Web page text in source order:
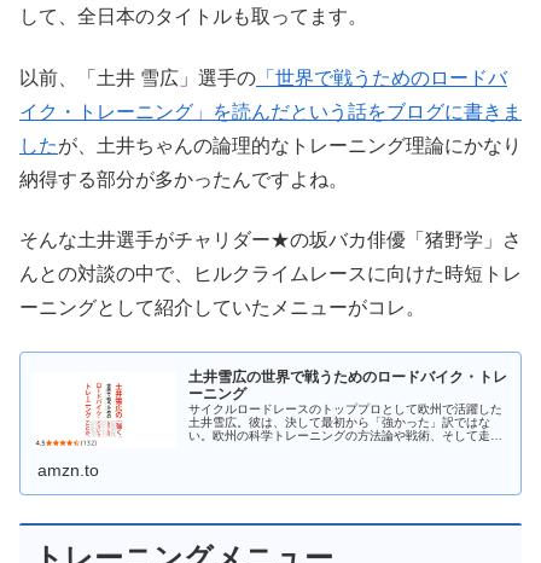
して、全日本のタイトルも取ってます。
以前、「土井 雪広」選手の 「世界で戦うためのロードバ
イク・トレーニング」を読んだという話をブログに書きま
したが、土井ちゃんの論理的なトレーニング理論にかなり
納得する部分が多かったんですよね。
そんな土井選手がチャリダー★の坂バカ俳優「猪野学」さ
んとの対談の中で、ヒルクライムレースに向けた時短トレ
ーニングとして紹介していたメニューがコレ。
土井雪広の世界で戦うためのロードバイク・トレ
ーニング
サイクルロードレースのトッププロとして欧州で活躍した
土井雪広。彼は、決して最初から「強かった」訳ではな
い。欧州の科学トレーニングの方法論や戦術、そして走り
amzn.to